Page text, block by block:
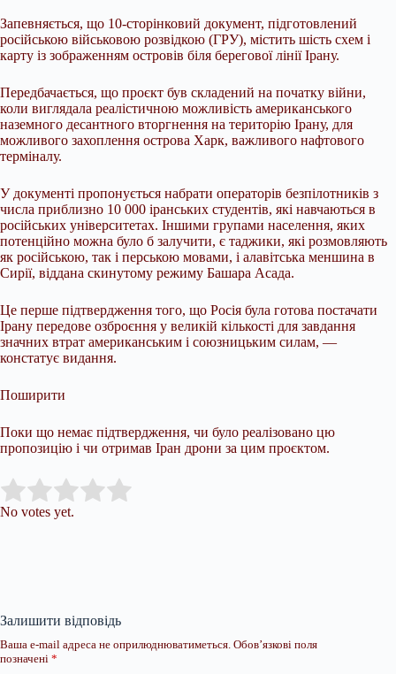
Запевняється, що 10-сторінковий документ, підготовлений
російською військовою розвідкою (ГРУ), містить шість схем і
карту із зображенням островів біля берегової лінії Ірану.
Передбачається, що проєкт був складений на початку війни,
коли виглядала реалістичною можливість американського
наземного десантного вторгнення на територію Ірану, для
можливого захоплення острова Харк, важливого нафтового
терміналу.
У документі пропонується набрати операторів безпілотників з
числа приблизно 10 000 іранських студентів, які навчаються в
російських університетах. Іншими групами населення, яких
потенційно можна було б залучити, є таджики, які розмовляють
як російською, так і перською мовами, і алавітська меншина в
Сирії, віддана скинутому режиму Башара Асада.
Це перше підтвердження того, що Росія була готова постачати
Ірану передове озброєння у великій кількості для завдання
значних втрат американським і союзницьким силам, —
констатує видання.
Поширити
Поки що немає підтвердження, чи було реалізовано цю
пропозицію і чи отримав Іран дрони за цим проєктом.
Rate this item:
No votes yet.
Залишити відповідь
Ваша e-mail адреса не оприлюднюватиметься. Обов’язкові поля
позначені *